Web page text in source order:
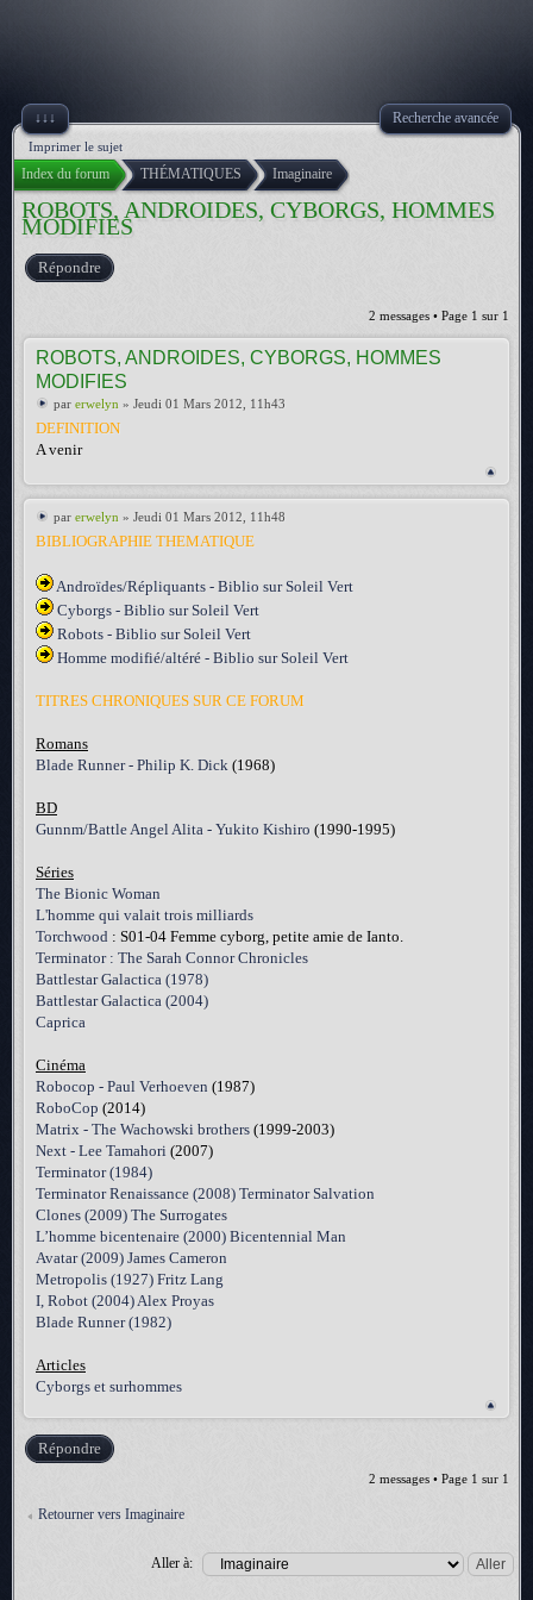
↓↓↓ Recherche avancée
Imprimer le sujet
Index du forum THÉMATIQUES Imaginaire
ROBOTS, ANDROIDES, CYBORGS, HOMMES
MODIFIES
Répondre
2 messages • Page 1 sur 1
ROBOTS, ANDROIDES, CYBORGS, HOMMES
MODIFIES
par erwelyn » Jeudi 01 Mars 2012, 11h43
DEFINITION
A venir
par erwelyn » Jeudi 01 Mars 2012, 11h48
BIBLIOGRAPHIE THEMATIQUE
Androïdes/Répliquants - Biblio sur Soleil Vert
Cyborgs - Biblio sur Soleil Vert
Robots - Biblio sur Soleil Vert
Homme modifié/altéré - Biblio sur Soleil Vert
TITRES CHRONIQUES SUR CE FORUM
Romans
Blade Runner - Philip K. Dick (1968)
BD
Gunnm/Battle Angel Alita - Yukito Kishiro (1990-1995)
Séries
The Bionic Woman
L'homme qui valait trois milliards
Torchwood : S01-04 Femme cyborg, petite amie de Ianto.
Terminator : The Sarah Connor Chronicles
Battlestar Galactica (1978)
Battlestar Galactica (2004)
Caprica
Cinéma
Robocop - Paul Verhoeven (1987)
RoboCop (2014)
Matrix - The Wachowski brothers (1999-2003)
Next - Lee Tamahori (2007)
Terminator (1984)
Terminator Renaissance (2008) Terminator Salvation
Clones (2009) The Surrogates
L’homme bicentenaire (2000) Bicentennial Man
Avatar (2009) James Cameron
Metropolis (1927) Fritz Lang
I, Robot (2004) Alex Proyas
Blade Runner (1982)
Articles
Cyborgs et surhommes
Répondre
2 messages • Page 1 sur 1
Retourner vers Imaginaire
Aller à: